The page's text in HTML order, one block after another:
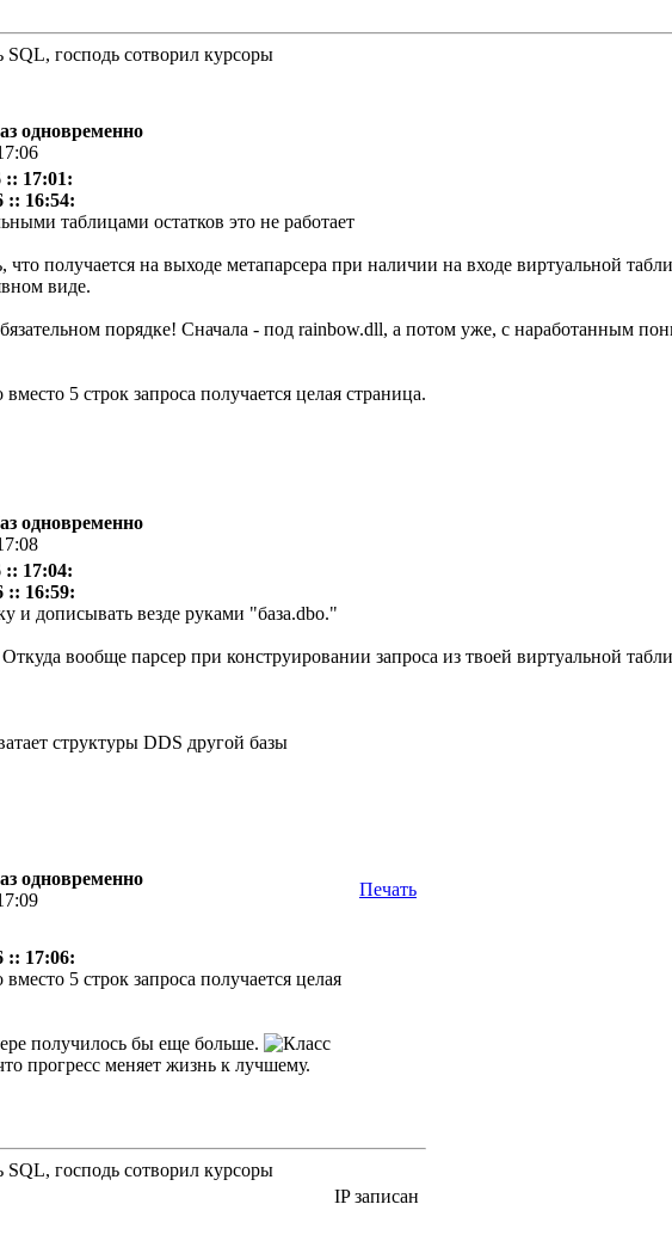
SQL, господь сотворил курсоры
одновременно
:: 17:01:
:: 16:54:
таблицами остатков это не работает
что получается на выходе метапарсера при наличии на входе виртуальной
виде.
порядке! Сначала - под rainbow.dll, а потом уже, с наработанным
5 строк запроса получается целая страница.
одновременно
:: 17:04:
:: 16:59:
и дописывать везде руками "база.dbo."
вообще парсер при конструировании запроса из твоей виртуальной
структуры DDS другой базы
одновременно
Печать
:: 17:06:
5 строк запроса получается целая
получилось бы еще больше.
прогресс меняет жизнь к лучшему.
SQL, господь сотворил курсоры
IP записан